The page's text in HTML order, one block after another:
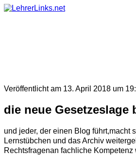
Skip
Veröffentlicht am 13. April 2018 um
die neue
und jeder, der einen Blog führt,macht
Lernstübchen und das Archiv
Rechtsfragenan fachliche